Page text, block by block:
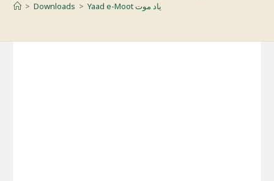
> Downloads > Yaad e-Moot یاد موت